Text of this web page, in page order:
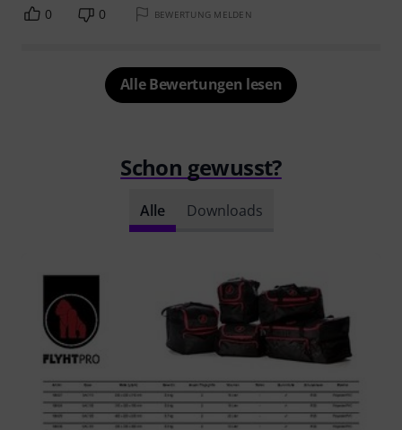
0 0 BEWERTUNG MELDEN
Alle Bewertungen lesen
Schon gewusst?
Alle Downloads